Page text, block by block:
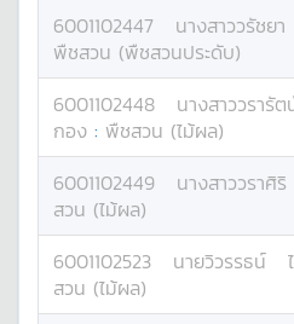
6001102447 นางสาววรัชยา
พืชสวน (พืชสวนประดับ)
6001102448 นางสาววรารัต
กอง : พืชสวน (ไม้ผล)
6001102449 นางสาววราศิริ
สวน (ไม้ผล)
6001102523 นายวิวรรธน์
สวน (ไม้ผล)